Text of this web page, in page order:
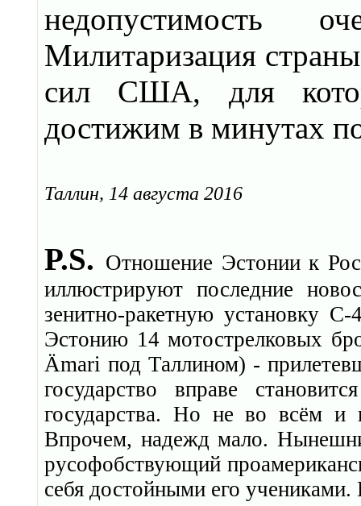
недопустимость
Милитаризация
сил США, для
достижим в минутах
Таллин, 14 августа 2016
P.S. Отношение Эстонии к
иллюстрируют последние
зенитно-ракетную установку
Эстонию 14 мотострелковых
Ämari под Таллином) -
государство вправе
государства. Но не во всём и
Впрочем, надежд мало.
русофобствующий
себя достойными его учениками.